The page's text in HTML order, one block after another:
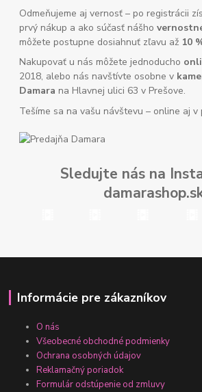
Odmeňujeme aj vernosť – po registrácii
prvý nákup a ako súčasť nášho
môžete postupne dosiahnuť zľavu až 10
Nakupovať u nás môžete jednoducho
2018, alebo nás navštívte osobne v
Damara na Hlavnej ulici 63 v Prešove.
Tešíme sa na vašu návštevu – online aj v
Sledujte nás na
Informácie pre zákazníkov
O nás
Všeobecné obchodné podmienky
Ochrana osobných údajov
Reklamačný poriadok
Formulár odstúpenie od zmluvy